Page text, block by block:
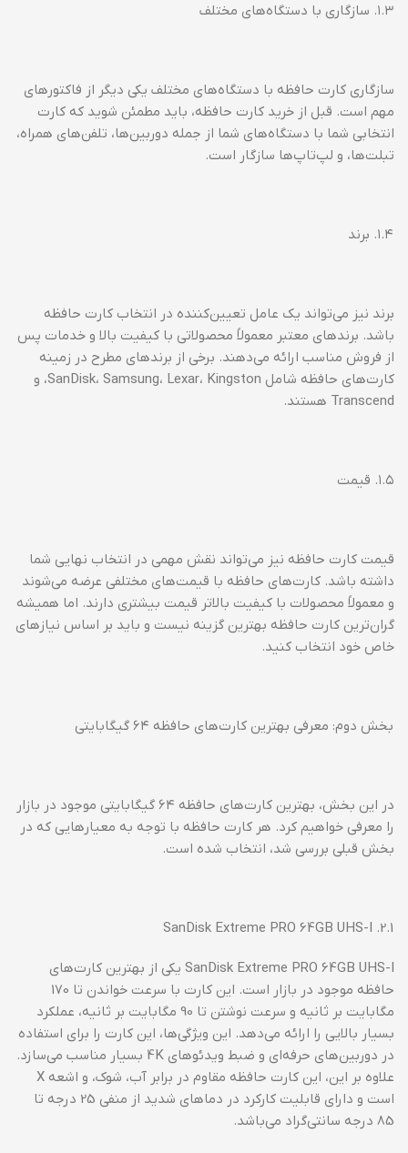
سازگاری کارت حافظه با دستگاه‌های مختلف یکی دیگر از فاکتورهای
مهم است. قبل از خرید کارت حافظه، باید مطمئن شوید که کارت
انتخابی شما با دستگاه‌های شما از جمله دوربین‌ها، تلفن‌های همراه،
تبلت‌ها، و لپ‌تاپ‌ها سازگار است.
برند نیز می‌تواند یک عامل تعیین‌کننده در انتخاب کارت حافظه
باشد. برندهای معتبر معمولاً محصولاتی با کیفیت بالا و خدمات پس
از فروش مناسب ارائه می‌دهند. برخی از برندهای مطرح در زمینه
کارت‌های حافظه شامل SanDisk، Samsung، Lexar، Kingston، و
Transcend هستند.
قیمت کارت حافظه نیز می‌تواند نقش مهمی در انتخاب نهایی شما
داشته باشد. کارت‌های حافظه با قیمت‌های مختلفی عرضه می‌شوند
و معمولاً محصولات با کیفیت بالاتر قیمت بیشتری دارند. اما همیشه
گران‌ترین کارت حافظه بهترین گزینه نیست و باید بر اساس نیازهای
خاص خود انتخاب کنید.
بخش دوم: معرفی بهترین کارت‌های حافظه ۶۴ گیگابایتی
در این بخش، بهترین کارت‌های حافظه ۶۴ گیگابایتی موجود در بازار
را معرفی خواهیم کرد. هر کارت حافظه با توجه به معیارهایی که در
بخش قبلی بررسی شد، انتخاب شده است.
SanDisk Extreme PRO 64GB UHS-I یکی از بهترین کارت‌های
حافظه موجود در بازار است. این کارت با سرعت خواندن تا 170
مگابایت بر ثانیه و سرعت نوشتن تا 90 مگابایت بر ثانیه، عملکرد
بسیار بالایی را ارائه می‌دهد. این ویژگی‌ها، این کارت را برای استفاده
در دوربین‌های حرفه‌ای و ضبط ویدئوهای 4K بسیار مناسب می‌سازد.
علاوه بر این، این کارت حافظه مقاوم در برابر آب، شوک، و اشعه X
است و دارای قابلیت کارکرد در دماهای شدید از منفی 25 درجه تا
85 درجه سانتی‌گراد می‌باشد.